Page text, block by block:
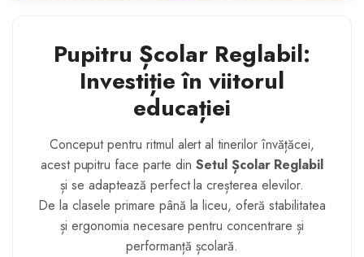
Pupitru Școlar Reglabil:
Investiție în viitorul
educației
Conceput pentru ritmul alert al tinerilor învățăcei,
acest pupitru face parte din Setul Școlar Reglabil
și se adaptează perfect la creșterea elevilor.
De la clasele primare până la liceu, oferă stabilitatea
și ergonomia necesare pentru concentrare și
performanță școlară.